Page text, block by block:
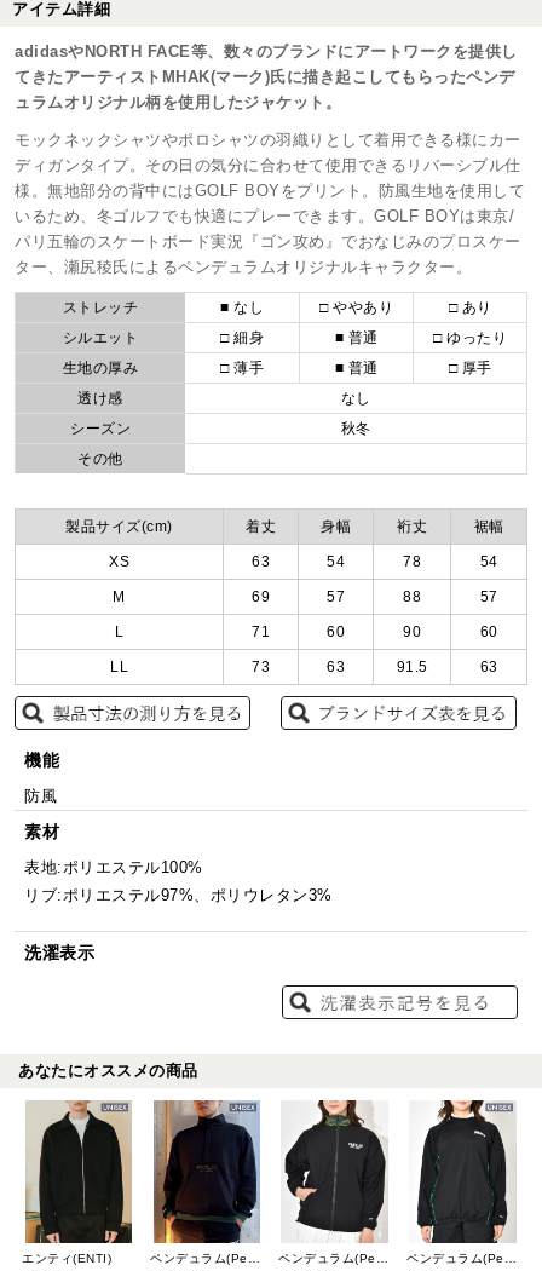
アイテム詳細
adidasやNORTH FACE等、数々のブランドにアートワークを提供し
てきたアーティストMHAK(マーク)氏に描き起こしてもらったペンデ
ュラムオリジナル柄を使用したジャケット。
モックネックシャツやポロシャツの羽織りとして着用できる様にカー
ディガンタイプ。その日の気分に合わせて使用できるリバーシブル仕
様。無地部分の背中にはGOLF BOYをプリント。防風生地を使用して
いるため、冬ゴルフでも快適にプレーできます。GOLF BOYは東京/
パリ五輪のスケートボード実況『ゴン攻め』でおなじみのプロスケー
ター、瀬尻稜氏によるペンデュラムオリジナルキャラクター。
ストレッチ ■ なし □ ややあり
□ あり
シルエット
□ 細身 ■ 普通
□ ゆったり
生地の厚み
□ 薄手 ■ 普通
□ 厚手
透け感
なし
シーズン
秋冬
その他
製品サイズ(cm) 着丈 身幅 裄丈 裾幅
XS 63 54 78 54
M 69 57 88 57
L 71 60 90 60
LL 73 63 91.5 63
機能
防風
素材
表地:ポリエステル100%
リブ:ポリエステル97%、ポリウレタン3%
洗濯表示
あなたにオススメの商品
エンティ(ENTI)